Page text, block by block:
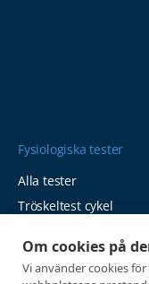
Om cookies på
Vi använder cookies
Fysiologiska tester
Alla tester
Tröskeltest cykel
Tröskeltest skidor